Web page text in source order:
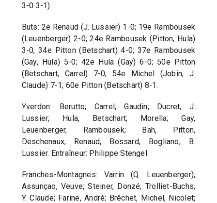
3-0 3-1)
Buts: 2e Renaud (J. Lussier) 1-0; 19e Rambousek
(Leuenberger) 2-0; 24e Rambousek (Pitton, Hula)
3-0, 34e Pitton (Betschart) 4-0; 37e Rambousek
(Gay, Hula) 5-0; 42e Hula (Gay) 6-0; 50e Pitton
(Betschart, Carrel) 7-0; 54e Michel (Jobin, J.
Claude) 7-1; 60e Pitton (Betschart) 8-1.
Yverdon: Berutto; Carrel, Gaudin; Ducret, J.
Lussier; Hula, Betschart; Morella; Gay,
Leuenberger, Rambousek; Bah, Pitton,
Deschenaux; Renaud, Bossard, Bogliano; B.
Lussier. Entraîneur: Philippe Stengel.
Franches-Montagnes: Varrin (Q. Leuenberger);
Assunçao, Veuve; Steiner, Donzé; Trolliet-Buchs,
Y. Claude; Farine, André; Brêchet, Michel, Nicolet;